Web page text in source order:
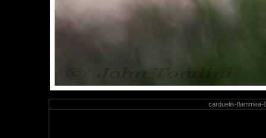
carduelis-flammea-